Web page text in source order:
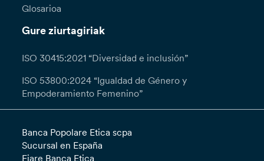
Glosarioa
Gure ziurtagiriak
ISO 30415:2021 “Diversidad e inclusión”
ISO 53800:2024 “Igualdad de Género y
Empoderamiento Femenino”
Banca Popolare Etica scpa
Sucursal en España
Fiare Banca Etica